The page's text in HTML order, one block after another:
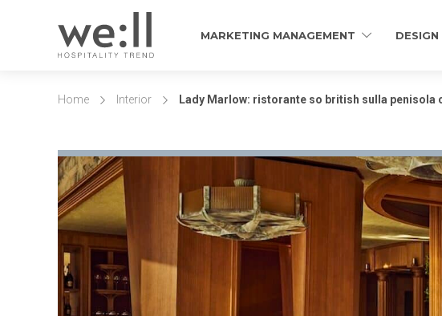
MARKETING MANAGEMENT DESIGN
Home Interior Lady Marlow: ristorante so british sulla penisola